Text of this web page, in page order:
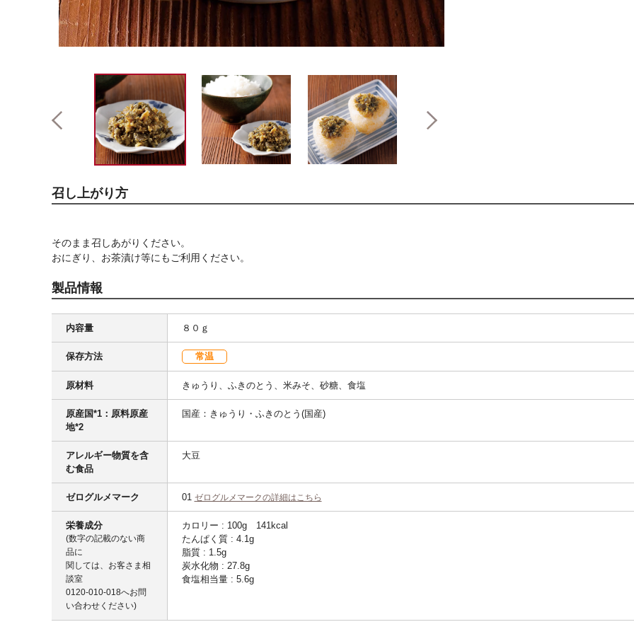
召し上がり方
そのまま召しあがりください。
おにぎり、お茶漬け等にもご利用ください。
製品情報
内容量 ８０ｇ
保存方法 常温
原材料 きゅうり、ふきのとう、米みそ、砂糖、食塩
原産国*1：原料原産
地*2
国産：きゅうり・ふきのとう(国産)
アレルギー物質を含
む食品
大豆
ゼログルメマーク 01 ゼログルメマークの詳細はこちら
栄養成分
(数字の記載のない商
品に
関しては、お客さま相
談室
0120-010-018へお問
い合わせください)
カロリー : 100g 141kcal
たんぱく質 : 4.1g
脂質 : 1.5g
炭水化物 : 27.8g
食塩相当量 : 5.6g